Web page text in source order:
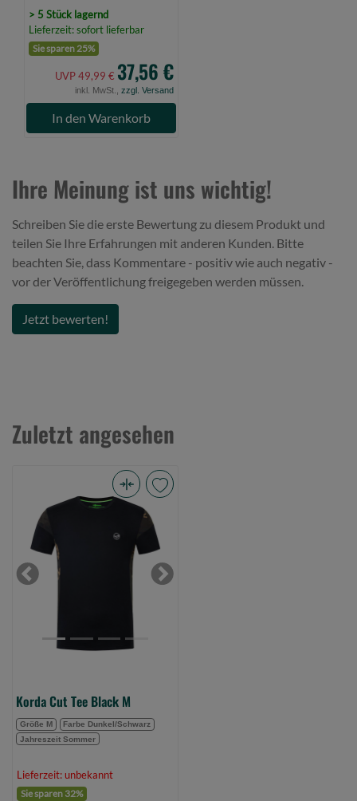
> 5 Stück lagernd
Lieferzeit: sofort lieferbar
Sie sparen 25%
UVP 49,99 € 37,56 €
inkl. MwSt., zzgl. Versand
In den Warenkorb
Ihre Meinung ist uns wichtig!
Schreiben Sie die erste Bewertung zu diesem Produkt und
teilen Sie Ihre Erfahrungen mit anderen Kunden. Bitte
beachten Sie, dass Kommentare - positiv wie auch negativ -
vor der Veröffentlichung freigegeben werden müssen.
Jetzt bewerten!
Zuletzt angesehen
Tee
Black
MPrevious Next
Korda Cut Tee Black M
Größe M
Farbe Dunkel/Schwarz
Jahreszeit Sommer
Lieferzeit: unbekannt
Sie sparen 32%